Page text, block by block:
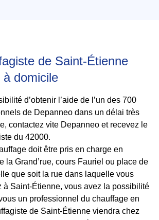
de Saint-Étienne
domicile
d’obtenir l’aide de l’un des 700
de Depanneo dans un délai très
contactez vite Depanneo et recevez le
du 42000.
doit être pris en charge en
la Grand’rue, cours Fauriel ou place de
que soit la rue dans laquelle vous
à Saint-Étienne, vous avez la possibilité
un professionnel du chauffage en
de Saint-Étienne viendra chez